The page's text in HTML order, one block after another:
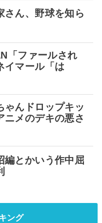
さん、野球を知ら
「ファールされ
イマール「は
ゃんドロップキッ
ニメのデキの悪さ
編とかいう作中屈
ング